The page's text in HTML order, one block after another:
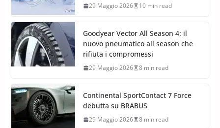
29 Maggio 2026 10 min read
Goodyear Vector All Season 4: il
nuovo pneumatico all season che
rifiuta i compromessi
29 Maggio 2026 8 min read
Continental SportContact 7 Force
debutta su BRABUS
29 Maggio 2026 8 min read